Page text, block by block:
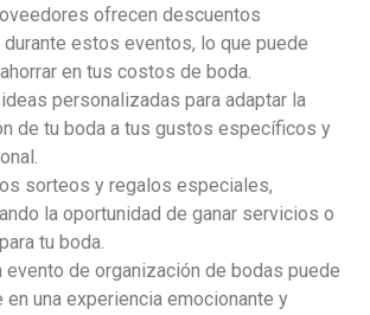
ofrecen descuentos
estos eventos, lo que puede
en tus costos de boda.
personalizadas para adaptar la
de tu boda a tus gustos específicos y
sorteos y regalos especiales,
la oportunidad de ganar servicios o
tu boda.
evento de organización de bodas puede
en una experiencia emocionante y